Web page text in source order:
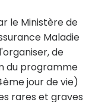
le Ministère de
Maladie
de
du programme
jour de vie)
rares et graves